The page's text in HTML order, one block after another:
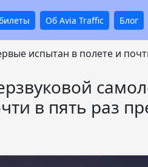
Об Avia Traffic Блог
испытан в полете и
в пять раз